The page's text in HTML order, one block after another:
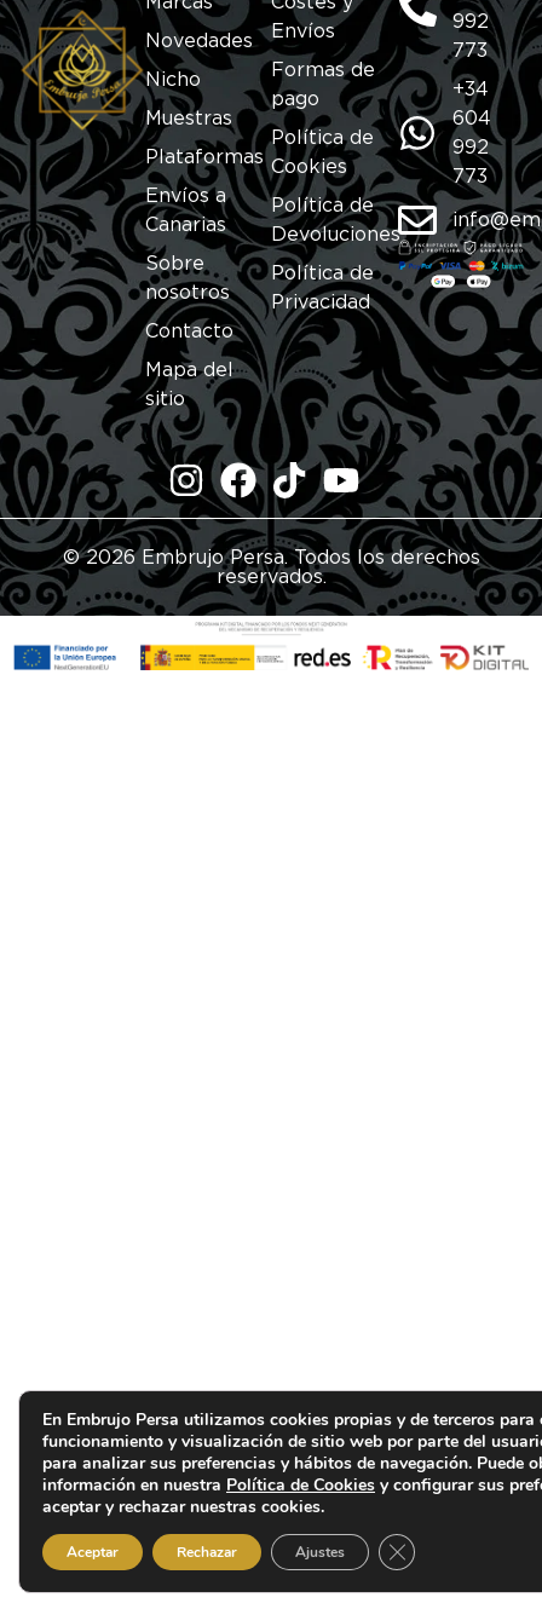
Novedades
Nicho
Muestras
Plataformas
Envíos a
Canarias
Sobre
nosotros
Contacto
Mapa del
sitio
Envíos
Formas de
pago
Política de
Cookies
Política de
Devoluciones
Política de
Privacidad
992
773
+34
604
992
773
© 2026 Embrujo Persa. Todos los derechos
reservados.
En Embrujo Persa utilizamos cookies propias y de terceros para
funcionamiento y visualización de sitio web por parte del
para analizar sus preferencias y hábitos de navegación. Puede
información en nuestra Política de Cookies y configurar sus
aceptar y rechazar nuestras cookies.
Aceptar Rechazar Ajustes Cerrar el banner